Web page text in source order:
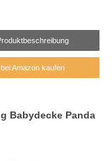
bei Amazon kaufen
Babydecke Panda